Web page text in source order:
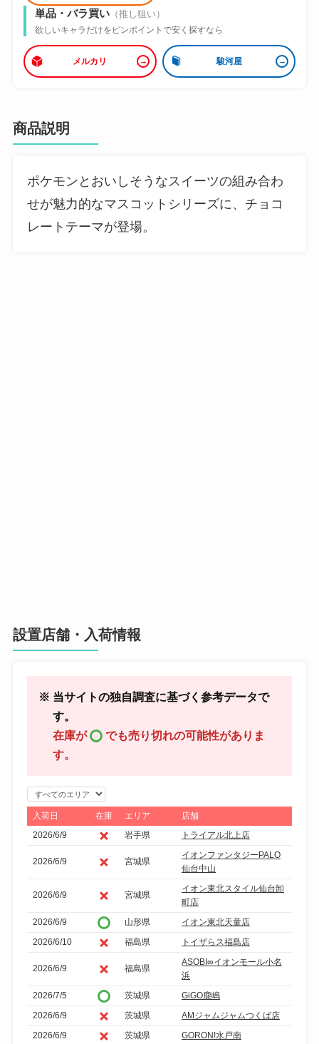
単品・バラ買い（推し狙い）
欲しいキャラだけをピンポイントで安く探すなら
メルカリ 駿河屋
商品説明
ポケモンとおいしそうなスイーツの組み合わ
せが魅力的なマスコットシリーズに、チョコ
レートテーマが登場。
設置店舗・入荷情報
※ 当サイトの独自調査に基づく参考データで
す。
在庫が
でも売り切れの可能性がありま
す。
エ
リ
ア
絞
込
み
入荷日 在庫 エリア
店舗
2026/6/9
岩手県 トライアル北上店
2026/6/9 宮城県
イオンファンタジーPALO
仙台中山
2026/6/9 宮城県
イオン東北スタイル仙台卸
町店
2026/6/9
山形県
イオン東北天童店
2026/6/10
福島県 トイザらス福島店
2026/6/9 福島県
ASOBI∞イオンモール小名
浜
2026/7/5
茨城県
GiGO鹿嶋
2026/6/9
茨城県
AMジャムジャムつくば店
2026/6/9
茨城県
GORON!水戸南